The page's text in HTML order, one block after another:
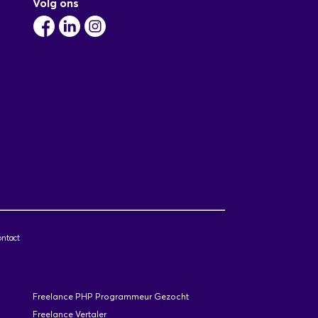
Freelance PHP Programmeur Gezocht
Freelance Vertaler